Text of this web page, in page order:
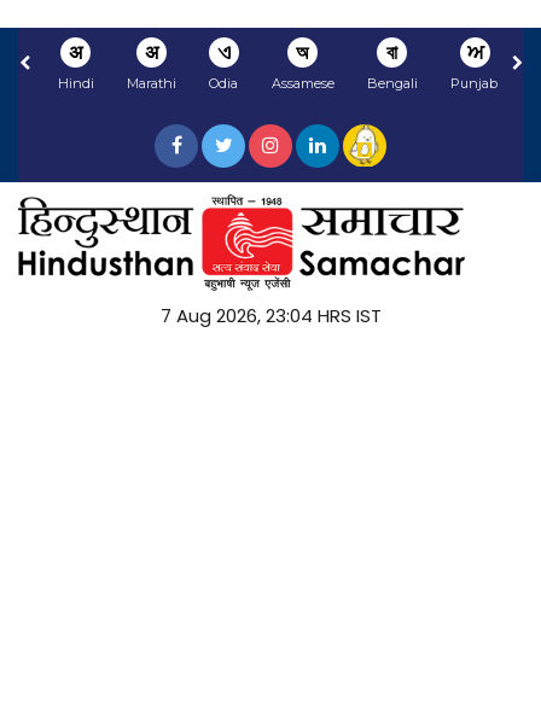
अ
Hindi
अ
Marathi
ଏ
Odia
অ
Assamese
বা
Bengali
ਅ
Punjabi
7 Aug 2026, 23:04 HRS IST